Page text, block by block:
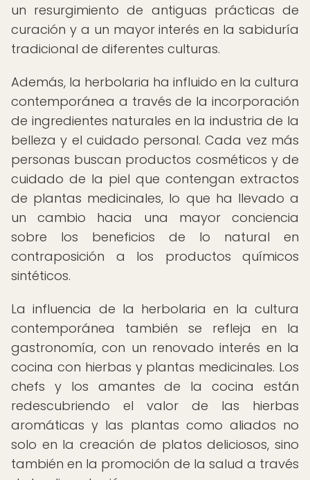
un resurgimiento de antiguas prácticas de
curación y a un mayor interés en la sabiduría
tradicional de diferentes culturas.
Además, la herbolaria ha influido en la cultura
contemporánea a través de la incorporación
de ingredientes naturales en la industria de la
belleza y el cuidado personal. Cada vez más
personas buscan productos cosméticos y de
cuidado de la piel que contengan extractos
de plantas medicinales, lo que ha llevado a
un cambio hacia una mayor conciencia
sobre los beneficios de lo natural en
contraposición a los productos químicos
sintéticos.
La influencia de la herbolaria en la cultura
contemporánea también se refleja en la
gastronomía, con un renovado interés en la
cocina con hierbas y plantas medicinales. Los
chefs y los amantes de la cocina están
redescubriendo el valor de las hierbas
aromáticas y las plantas como aliados no
solo en la creación de platos deliciosos, sino
también en la promoción de la salud a través